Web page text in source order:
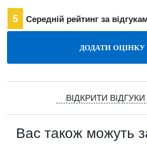
5 Середній рейтинг за
ВІДКРИТИ ВІДГУКИ
Вас також можуть